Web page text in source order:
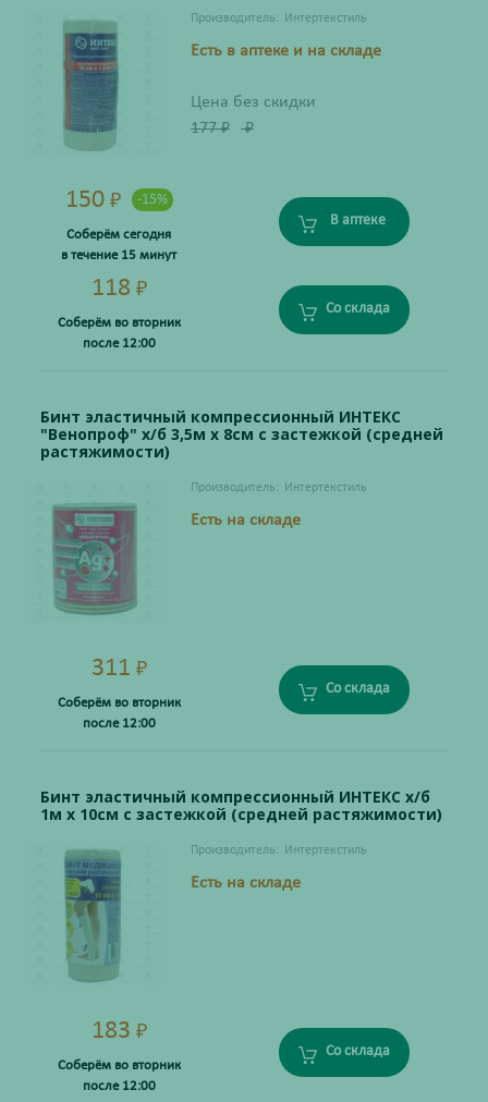
Производитель: Интертекстиль
Есть в аптеке и на складе
Цена без скидки
177₽ ₽
150 ₽ -15%
Соберём сегодня
в течение 15 минут
В аптеке
118 ₽
Соберём во вторник
после 12:00
Со склада
Бинт эластичный компрессионный ИНТЕКС
"Венопроф" х/б 3,5м х 8см с застежкой (средней
растяжимости)
Производитель: Интертекстиль
Есть на складе
311 ₽
Соберём во вторник
после 12:00
Со склада
Бинт эластичный компрессионный ИНТЕКС х/б
1м х 10см с застежкой (средней растяжимости)
Производитель: Интертекстиль
Есть на складе
183 ₽
Соберём во вторник
после 12:00
Со склада